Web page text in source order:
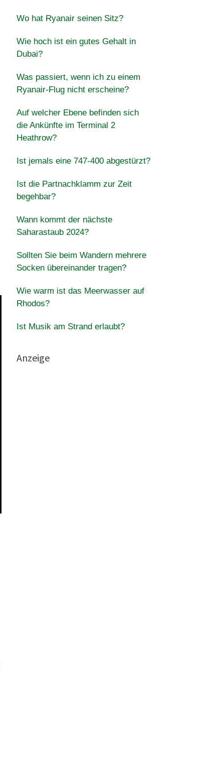
Wo hat Ryanair seinen Sitz?
Wie hoch ist ein gutes Gehalt in
Dubai?
Was passiert, wenn ich zu einem
Ryanair-Flug nicht erscheine?
Auf welcher Ebene befinden sich
die Ankünfte im Terminal 2
Heathrow?
Ist jemals eine 747-400 abgestürzt?
Ist die Partnachklamm zur Zeit
begehbar?
Wann kommt der nächste
Saharastaub 2024?
Sollten Sie beim Wandern mehrere
Socken übereinander tragen?
Wie warm ist das Meerwasser auf
Rhodos?
Ist Musik am Strand erlaubt?
Anzeige